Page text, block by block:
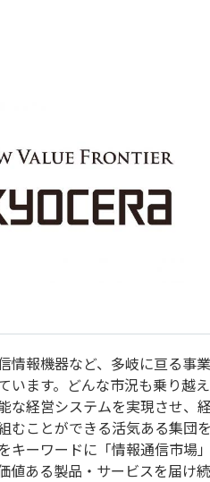
情報機器など、多岐に亘る事
います。どんな市況も乗り越
な経営システムを実現させ、
ことができる活気ある集団を
キーワードに「情報通信市
ある製品・サービスを届け続